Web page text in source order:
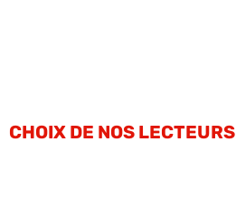
CHOIX DE NOS LECTEURS